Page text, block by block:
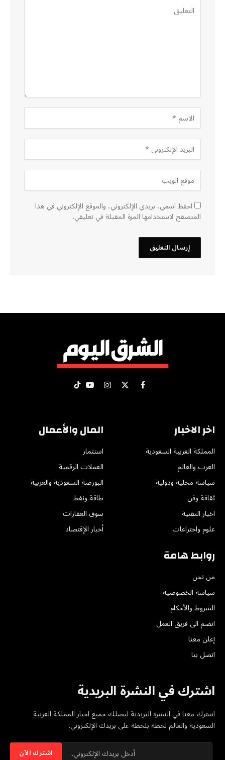
احفظ اسمي، بريدي الإلكتروني، والموقع الإلكتروني في هذا
المتصفح لاستخدامها المرة المقبلة في تعليقي.
فيسبوك
X الانستغراميوتيوبتيكتوك
اخر الاخبار
المملكة العربية السعودية
العرب والعالم
سياسة محلية ودولية
ثقافة وفن
اخبار التقنية
علوم واختراعات
المال والأعمال
استثمار
العملات الرقمية
البورصة السعودية والعربية
طاقة ونفط
سوق العقارات
أخبار الإقتصاد
روابط هامة
من نحن
سياسة الخصوصية
الشروط والأحكام
انضم الى فريق العمل
إعلن معنا
اتصل بنا
اشترك في النشرة البريدية
اشترك معنا في النشرة البريدية ليصلك جميع اخبار المملكة العربية
السعودية والعالم لحظة بلحظة على بريدك الإلكتروني.